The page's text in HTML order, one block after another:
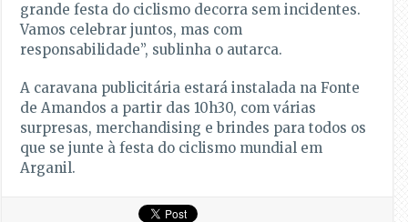
grande festa do ciclismo decorra sem incidentes.
Vamos celebrar juntos, mas com
responsabilidade”, sublinha o autarca.
A caravana publicitária estará instalada na Fonte
de Amandos a partir das 10h30, com várias
surpresas, merchandising e brindes para todos os
que se junte à festa do ciclismo mundial em
Arganil.